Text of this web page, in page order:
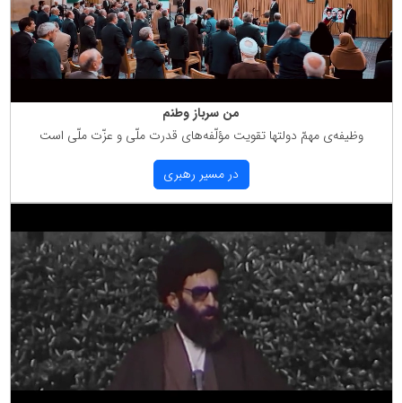
من سرباز وطنم
وظیفه‌ی مهمّ دولتها تقویت مؤلّفه‌های قدرت ملّی و عزّت ملّی است
در مسیر رهبری